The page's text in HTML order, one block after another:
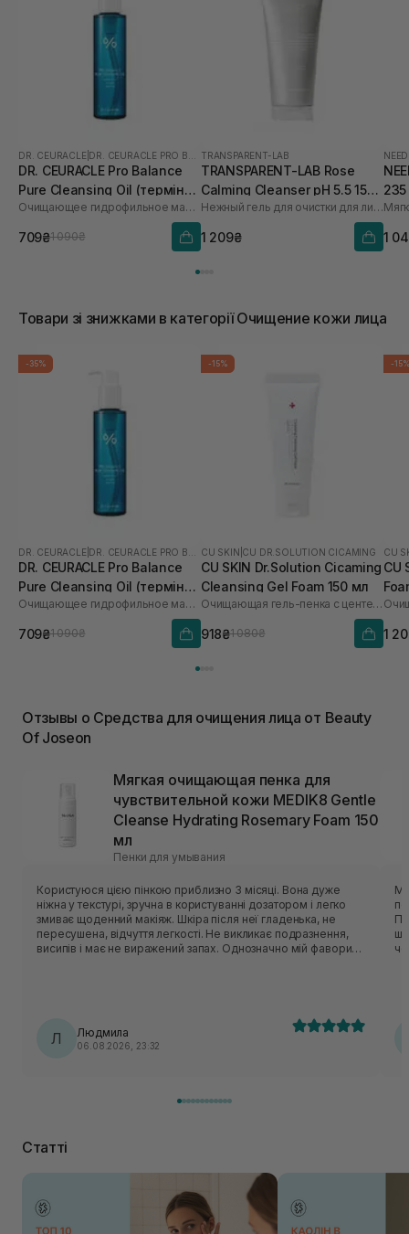
DR. CEURACLE| DR. CEURACLE PRO BALANCE
DR. CEURACLE Pro Balance
Pure Cleansing Oil (термін
до 01.27р.) 155 мл
Очищающее гидрофильное масло с пробиотиками
709₴1 090₴
TRANSPARENT-LAB
TRANSPARENT-LAB Rose
Calming Cleanser pH 5.5 150
мл
Нежный гель для очистки для лица
1 209₴ 1
Товари зі знижками в категорії Очищение кожи лица
-35%
DR. CEURACLE
DR. CEURACLE Pro Balance
Pure Cleansing Oil (термін
до 01.27р.) 155 мл
Очищающее гидрофильное масло с пробиотиками
709₴1 090₴
-15%
CU SKIN CU DR.SOLUTION CICAMING
CU SKIN Dr.Solution Cicaming
Cleansing Gel Foam 150 мл
Очищающая гель-пенка с центеллой
918₴1 080₴
-
CU
CU
1
Отзывы о Средства для очищения лица от Beauty
Of Joseon
Мягкая очищающая пенка для
чувствительной кожи MEDIK8 Gentle
Cleanse Hydrating Rosemary Foam 150
мл
Пенки для умывания
Користуюся цією пінкою приблизно 3 місяці. Вона дуже
ніжна у текстурі, зручна в користуванні дозатором і легко
змиває щоденний макіяж. Шкіра після неї гладенька, не
пересушена, відчуття легкості. Не викликає подразнення,
висипів і має не виражений запах. Однозначно мій фаворит,
Л Людмила
06.08.2026, 23:32
Статті